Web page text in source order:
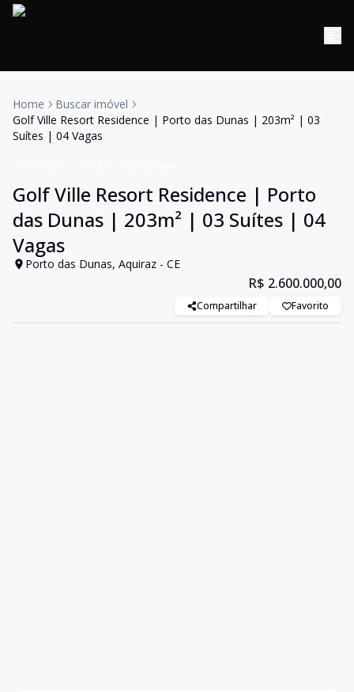
Home
Buscar imóvel
Golf Ville Resort Residence | Porto das Dunas | 203m² | 03
Suítes | 04 Vagas
Golf Ville Resort Residence | Porto
das Dunas | 203m² | 03 Suítes | 04
Vagas
Porto das Dunas, Aquiraz - CE
R$ 2.600.000,00
Compartilhar Favorito